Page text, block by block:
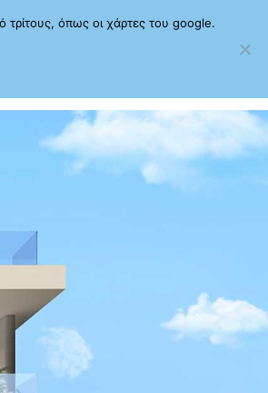
τρίτους, όπως οι χάρτες του google.